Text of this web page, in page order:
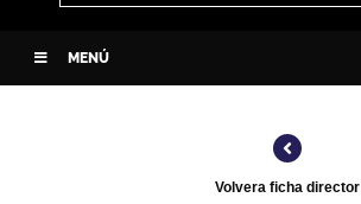
MENÚ
Volvera ficha director